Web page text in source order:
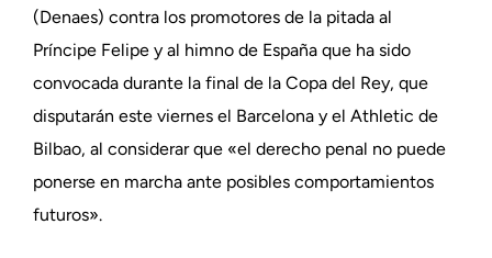
(Denaes) contra los promotores de la pitada al
Príncipe Felipe y al himno de España que ha sido
convocada durante la final de la Copa del Rey, que
disputarán este viernes el Barcelona y el Athletic de
Bilbao, al considerar que «el derecho penal no puede
ponerse en marcha ante posibles comportamientos
futuros».